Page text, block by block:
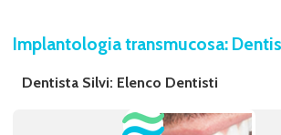
Implantologia transmucosa:
Dentista Silvi: Elenco Dentisti